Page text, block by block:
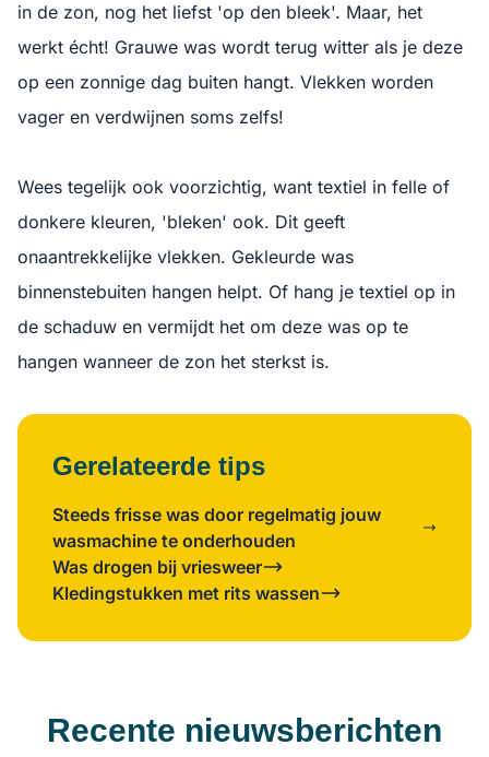
in de zon, nog het liefst 'op den bleek'. Maar, het
werkt écht! Grauwe was wordt terug witter als je deze
op een zonnige dag buiten hangt. Vlekken worden
vager en verdwijnen soms zelfs!
Wees tegelijk ook voorzichtig, want textiel in felle of
donkere kleuren, 'bleken' ook. Dit geeft
onaantrekkelijke vlekken. Gekleurde was
binnenstebuiten hangen helpt. Of hang je textiel op in
de schaduw en vermijdt het om deze was op te
hangen wanneer de zon het sterkst is.
Gerelateerde tips
Steeds frisse was door regelmatig jouw
wasmachine te onderhouden
Was drogen bij vriesweer
Kledingstukken met rits wassen
Recente nieuwsberichten